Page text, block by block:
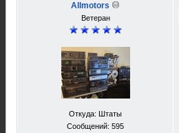
Allmotors
Ветеран
Откуда: Штаты
Сообщений: 595